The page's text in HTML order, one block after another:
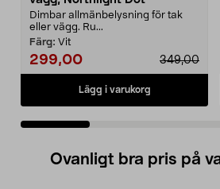
Dimbar allmänbelysning för tak
eller vägg. Ru...
Färg: Vit
299,00 349,00
Lägg i varukorg
Ovanligt bra pris på